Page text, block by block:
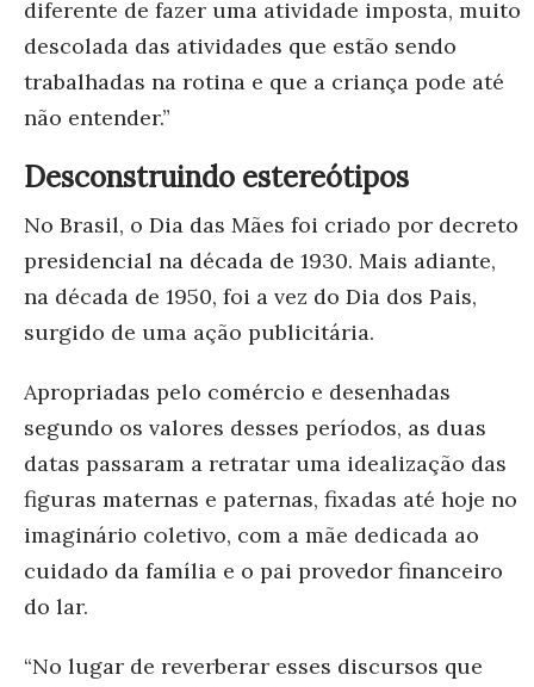
diferente de fazer uma atividade imposta, muito
descolada das atividades que estão sendo
trabalhadas na rotina e que a criança pode até
não entender.”
Desconstruindo estereótipos
No Brasil, o Dia das Mães foi criado por decreto
presidencial na década de 1930. Mais adiante,
na década de 1950, foi a vez do Dia dos Pais,
surgido de uma ação publicitária.
Apropriadas pelo comércio e desenhadas
segundo os valores desses períodos, as duas
datas passaram a retratar uma idealização das
figuras maternas e paternas, fixadas até hoje no
imaginário coletivo, com a mãe dedicada ao
cuidado da família e o pai provedor financeiro
do lar.
“No lugar de reverberar esses discursos que